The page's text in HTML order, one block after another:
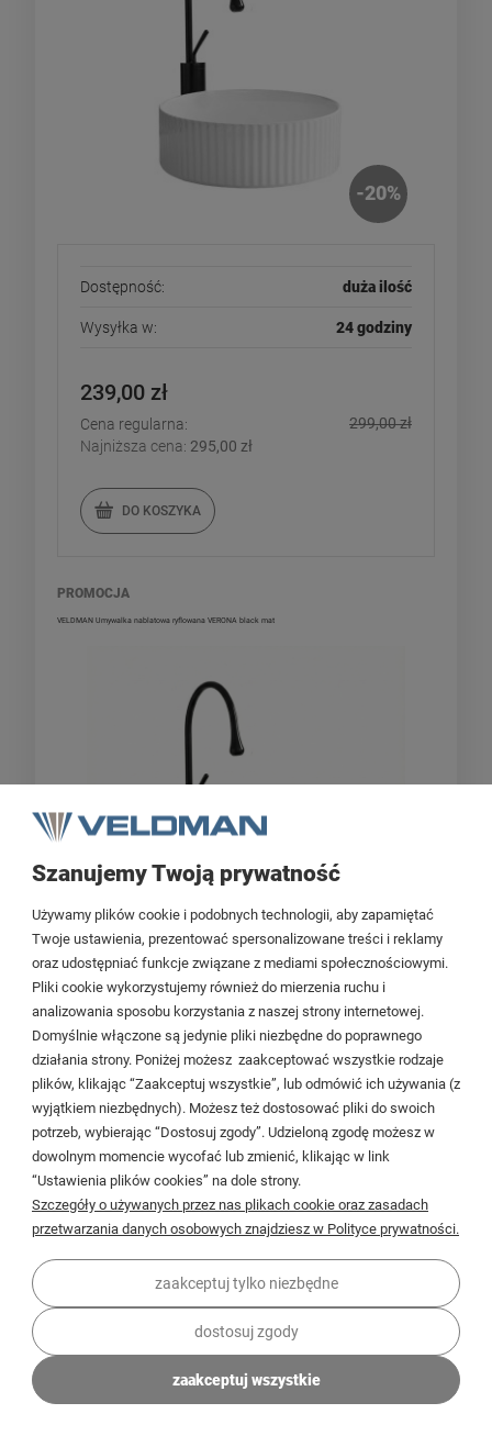
-20%
Dostępność: duża ilość
Wysyłka w: 24 godziny
239,00 zł
Cena regularna:
299,00 zł
Najniższa cena: 295,00 zł
DO KOSZYKA
VELDMAN Umywalka nablatowa ryflowana VERONA black mat
-28 %
Dostępność: duża ilość
Wysyłka w: 24 godziny
359,00 zł
Cena regularna:
499,00 zł
Najniższa cena:499,00 zł
PROMOCJA
Szanujemy Twoją prywatność
Używamy plików cookie i podobnych technologii, aby zapamiętać
Twoje ustawienia, prezentować spersonalizowane treści i reklamy
oraz udostępniać funkcje związane z mediami społecznościowymi.
Pliki cookie wykorzystujemy również do mierzenia ruchu i
analizowania sposobu korzystania z naszej strony internetowej.
Domyślnie włączone są jedynie pliki niezbędne do poprawnego
działania strony. Poniżej możesz zaakceptować wszystkie rodzaje
plików, klikając “Zaakceptuj wszystkie”, lub odmówić ich używania (z
wyjątkiem niezbędnych). Możesz też dostosować pliki do swoich
potrzeb, wybierając “Dostosuj zgody”. Udzieloną zgodę możesz w
dowolnym momencie wycofać lub zmienić, klikając w link
“Ustawienia plików cookies” na dole strony.
Szczegóły o używanych przez nas plikach cookie oraz zasadach
przetwarzania danych osobowych znajdziesz w Polityce prywatności.
zaakceptuj tylko niezbędne
dostosuj zgody
zaakceptuj wszystkie